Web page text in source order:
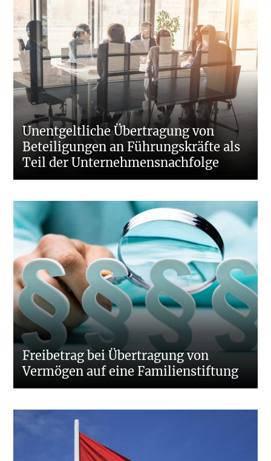
Unentgeltliche Übertragung von
Beteiligungen an Führungskräfte als
Teil der Unternehmensnachfolge
Freibetrag bei Übertragung von
Vermögen auf eine Familienstiftung